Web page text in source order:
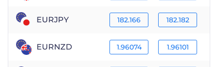
EURJPY 182.166 182.182
EURNZD 1.96074 1.96101